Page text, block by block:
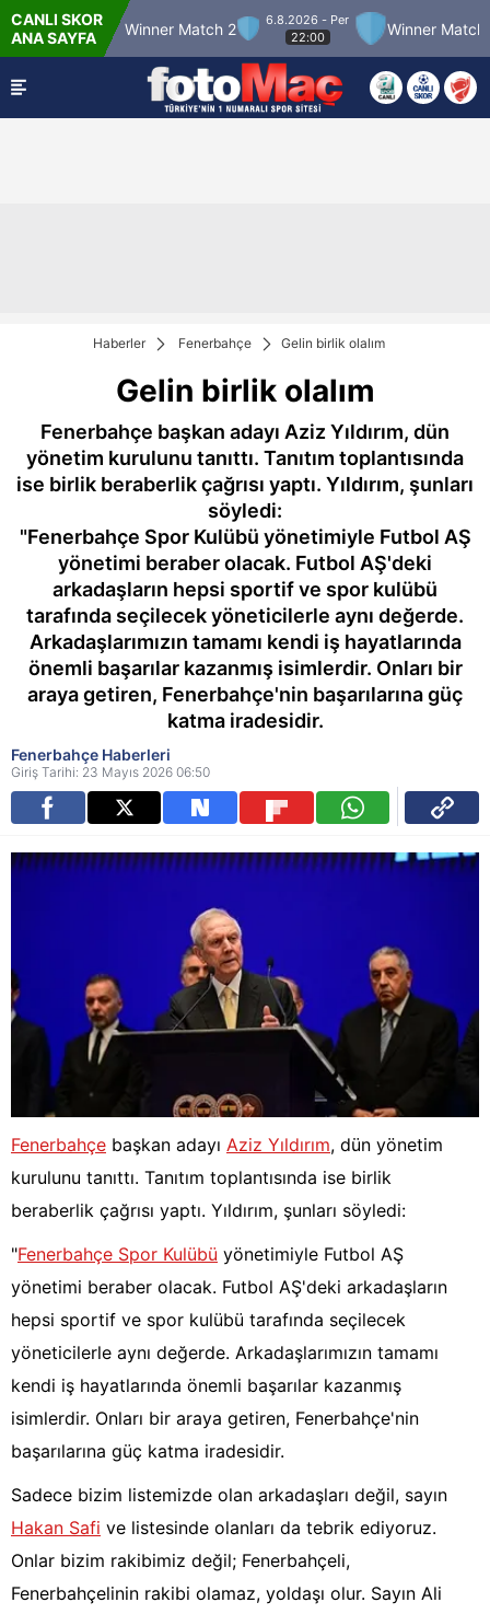
CANLI SKOR
ANA SAYFA
Match 12 Winner Match 2
6.8.2026 - Per
22:00
Winner Match 3
Haberler Fenerbahçe Gelin birlik olalım
Gelin birlik olalım
Fenerbahçe başkan adayı Aziz Yıldırım, dün
yönetim kurulunu tanıttı. Tanıtım toplantısında
ise birlik beraberlik çağrısı yaptı. Yıldırım, şunları
söyledi:
"Fenerbahçe Spor Kulübü yönetimiyle Futbol AŞ
yönetimi beraber olacak. Futbol AŞ'deki
arkadaşların hepsi sportif ve spor kulübü
tarafında seçilecek yöneticilerle aynı değerde.
Arkadaşlarımızın tamamı kendi iş hayatlarında
önemli başarılar kazanmış isimlerdir. Onları bir
araya getiren, Fenerbahçe'nin başarılarına güç
katma iradesidir.
Fenerbahçe Haberleri
Giriş Tarihi: 23 Mayıs 2026 06:50
Fenerbahçe başkan adayı Aziz Yıldırım, dün yönetim
kurulunu tanıttı. Tanıtım toplantısında ise birlik
beraberlik çağrısı yaptı. Yıldırım, şunları söyledi:
"Fenerbahçe Spor Kulübü yönetimiyle Futbol AŞ
yönetimi beraber olacak. Futbol AŞ'deki arkadaşların
hepsi sportif ve spor kulübü tarafında seçilecek
yöneticilerle aynı değerde. Arkadaşlarımızın tamamı
kendi iş hayatlarında önemli başarılar kazanmış
isimlerdir. Onları bir araya getiren, Fenerbahçe'nin
başarılarına güç katma iradesidir.
Sadece bizim listemizde olan arkadaşları değil, sayın
Hakan Safi ve listesinde olanları da tebrik ediyoruz.
Onlar bizim rakibimiz değil; Fenerbahçeli,
Fenerbahçelinin rakibi olamaz, yoldaşı olur. Sayın Ali